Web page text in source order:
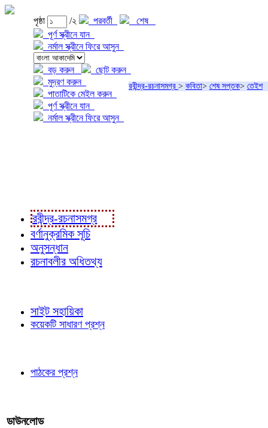
পৃষ্ঠা /২ পরবর্তী
শেষ
পূর্ণ স্ক্রীনে যান
নর্মাল স্ক্রীনে ফিরে আসুন
বড় করুন
ছোট করুন
মুদ্রণ করুন
পাতাটিকে মেইল করুন
পূর্ণ স্ক্রীনে যান
নর্মাল স্ক্রীনে ফিরে আসুন
রবীন্দ্র-রচনাসমগ্র > কবিতা> শেষ সপ্তক> তেইশ
রবীন্দ্র-রচনাসমগ্র
বর্ণানুক্রমিক সূচি
অনুসন্ধান
রচনাবলীর অধিতথ্য
সাইট সহায়িকা
কয়েকটি সাধারণ প্রশ্ন
পাঠকের প্রশ্ন
ডাউনলোড